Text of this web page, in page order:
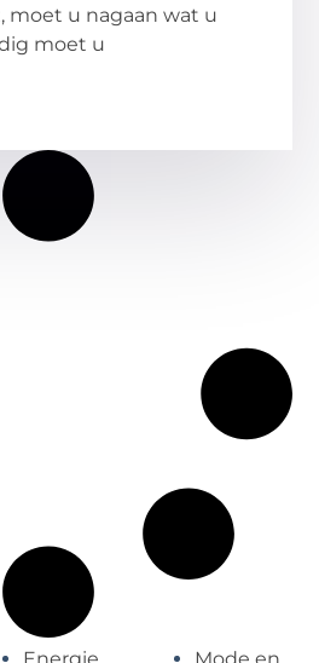
moet u nagaan wat u
moet u